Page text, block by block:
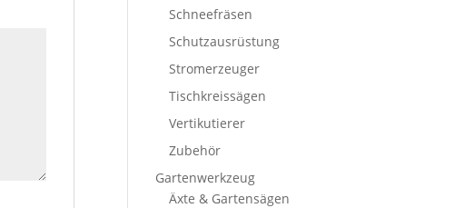
Schneefräsen
Schutzausrüstung
Stromerzeuger
Tischkreissägen
Vertikutierer
Zubehör
Gartenwerkzeug
Äxte & Gartensägen